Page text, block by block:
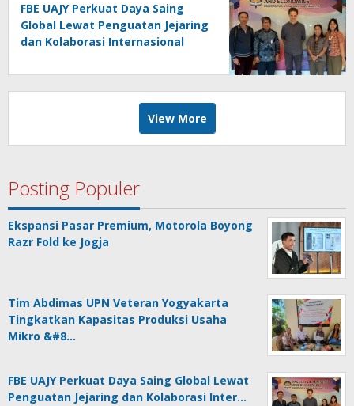
FBE UAJY Perkuat Daya Saing
Global Lewat Penguatan Jejaring
dan Kolaborasi Internasional
View More
Posting Populer
Ekspansi Pasar Premium, Motorola Boyong
Razr Fold ke Jogja
Tim Abdimas UPN Veteran Yogyakarta
Tingkatkan Kapasitas Produksi Usaha
Mikro &#8…
FBE UAJY Perkuat Daya Saing Global Lewat
Penguatan Jejaring dan Kolaborasi Inter…